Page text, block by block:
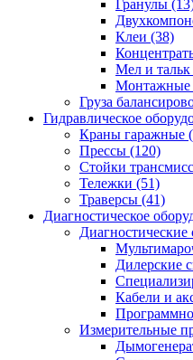
Гранулы
Клеи (38)
Мел и тальк
Монтажные
Груза
Гидравлическое
Краны гаражные
Прессы (120)
Стойки
Тележки (51)
Траверсы (41)
Диагностическое
Диагностические
Дилерские
Кабели и
Измерительные